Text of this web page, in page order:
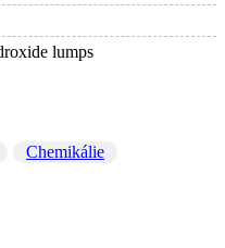
lumps
Chemikálie